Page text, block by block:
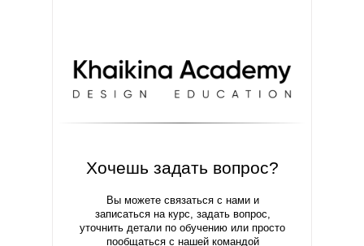
Хочешь задать вопрос?
Вы можете связаться с нами и
записаться на курс, задать вопрос,
уточнить детали по обучению или просто
пообщаться с нашей командой